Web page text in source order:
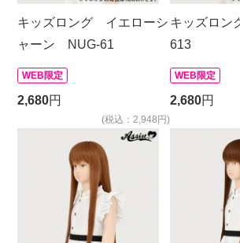
キッズロング イエローシ
ャーン NUG-61
WEB限定
2,680円
(税込：2,948円)
キッズロ
613
WEB限定
2,680円